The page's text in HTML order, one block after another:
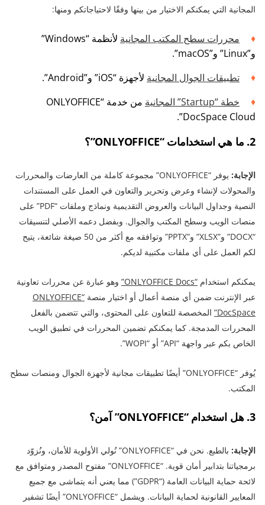
المجانية التي يمكنكم الاختيار من بينها وفقًا لاحتياجاتكم ومنها:
محررات سطح المكتب المجانية
لأنظمة “Windows”
و”Linux” و”macOS”.
تطبيقات الجوال المجانية لأجهزة “iOS” و”Android”.
خطة “Startup” المجانية
من خدمة “ONLYOFFICE
DocSpace Cloud”.
2. ما هي استخدامات “ONLYOFFICE”؟
الإجابة:
يوفر “ONLYOFFICE” مجموعة كاملة من العارضات والمحررات
والمحولات لإنشاء وعرض وتحرير والتعاون في العمل على المستندات
النصية وجداول البيانات والعروض التقديمية ونماذج وملفات “PDF” على
منصات الويب وسطح المكتب والجوال. وبفضل دعمه الأصلي لتنسيقات
“DOCX” و”XLSX” و”PPTX” وتوافقه مع أكثر من 50 صيغة شائعة، يتيح
لكم العمل على أي ملفات مكتبية لديكم.
يمكنكم استخدام “ONLYOFFICE Docs”
وهو عبارة عن محررات تعاونية
عبر الإنترنت ضمن أي منصة أعمال أو اختيار منصة “ONLYOFFICE
DocSpace” المخصصة للتعاون على المحتوى، والتي تتضمن بالفعل
المحررات المدمجة. كما يمكنكم تضمين المحررات في تطبيق الويب
الخاص بكم عبر واجهة “API” أو “WOPI”.
يُوفر “ONLYOFFICE” أيضًا تطبيقات مجانية لأجهزة الجوال ومنصات سطح
المكتب.
3. هل استخدام “ONLYOFFICE” آمن؟
الإجابة:
بالطبع. نحن في “ONLYOFFICE” نُولي الأولوية للأمان، ونُزوّد
برمجياتنا بتدابير أمان قوية. “ONLYOFFICE” مفتوح المصدر ومتوافق مع
لائحة حماية البيانات العامة (“GDPR”) مما يعني أنه يتماشى مع جميع
المعايير القانونية لحماية البيانات. ويشمل “ONLYOFFICE” أيضًا تشفير